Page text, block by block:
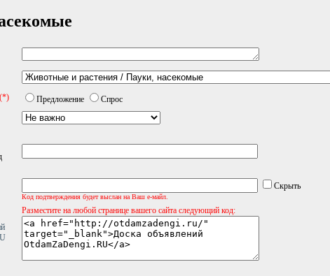
(*) Предложение
Спрос
Скрыть
Код подтверждения будет выслан на Ваш е-майл.
Разместите на любой странице вашего сайта следующий код: